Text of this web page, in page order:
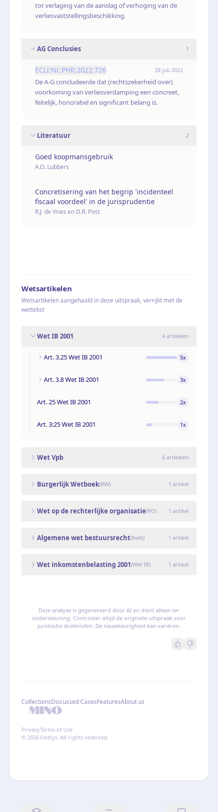
tot verlaging van de aanslag of verhoging van de
verliesvaststellingsbeschikking.
AG Conclusies 1
ECLI:NL:PHR:2022:726 28 juli 2022
De A-G concludeerde dat (rechtszekerheid over)
voorkoming van verliesverdamping een concreet,
feitelijk, honorabel en significant belang is.
Literatuur 2
Goed koopmansgebruik
A.O. Lubbers
Concretisering van het begrip 'incidenteel
fiscaal voordeel' in de jurisprudentie
R.J. de Vries en D.R. Post
Wetsartikelen
Wetsartikelen aangehaald in deze uitspraak, verrijkt met de
wettekst
Wet IB 2001 4 artikelen
Art. 3.25 Wet IB 2001 5x
Art. 3.8 Wet IB 2001 3x
Art. 25 Wet IB 2001 2x
Art. 3:25 Wet IB 2001 1x
Wet Vpb 6 artikelen
Burgerlijk Wetboek(BW) 1 artikel
Wet op de rechterlijke organisatie(RO) 1 artikel
Algemene wet bestuursrecht(Awb) 1 artikel
Wet inkomstenbelasting 2001(Wet IB) 1 artikel
Deze analyse is gegenereerd door AI en dient alleen ter
ondersteuning. Controleer altijd de originele uitspraak voor
juridische doeleinden. De nauwkeurigheid kan variëren.
CollectionsDiscussed CasesFeaturesAbout us
PrivacyTerms of Use
© 2026 Feitlijn. All rights reserved.